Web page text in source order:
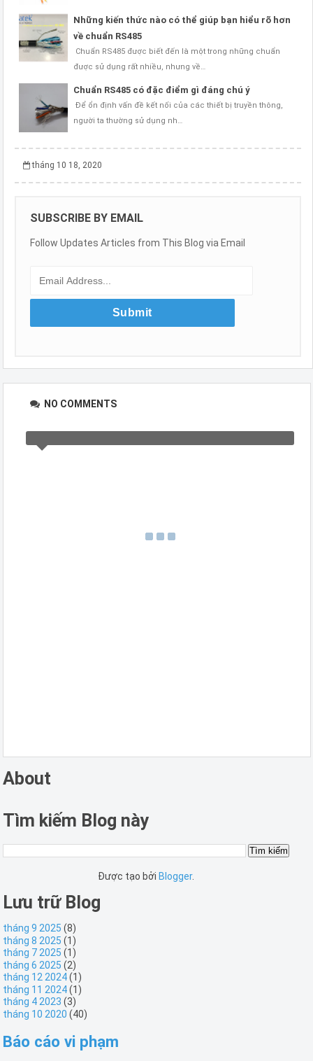
Những kiến thức nào có thể giúp bạn hiểu rõ hơn
về chuẩn RS485
Chuẩn RS485 được biết đến là một trong những chuẩn
được sử dụng rất nhiều, nhưng về…
Chuẩn RS485 có đặc điểm gì đáng chú ý
Để ổn định vấn đề kết nối của các thiết bị truyền thông,
người ta thường sử dụng nh…
tháng 10 18, 2020
SUBSCRIBE BY EMAIL
Follow Updates Articles from This Blog via Email
NO COMMENTS
About
Tìm kiếm Blog này
Được tạo bởi Blogger.
Lưu trữ Blog
tháng 9 2025 (8)
tháng 8 2025 (1)
tháng 7 2025 (1)
tháng 6 2025 (2)
tháng 12 2024(1)
tháng 11 2024(1)
tháng 4 2023 (3)
tháng 10 2020 (40)
Báo cáo vi phạm